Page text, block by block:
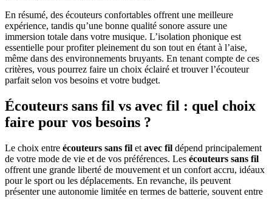
En résumé, des écouteurs confortables offrent une meilleure
expérience, tandis qu’une bonne qualité sonore assure une
immersion totale dans votre musique. L’isolation phonique est
essentielle pour profiter pleinement du son tout en étant à l’aise,
même dans des environnements bruyants. En tenant compte de ces
critères, vous pourrez faire un choix éclairé et trouver l’écouteur
parfait selon vos besoins et votre budget.
Écouteurs sans fil vs avec fil : quel choix
faire pour vos besoins ?
Le choix entre écouteurs sans fil et avec fil dépend principalement
de votre mode de vie et de vos préférences. Les écouteurs sans fil
offrent une grande liberté de mouvement et un confort accru, idéaux
pour le sport ou les déplacements. En revanche, ils peuvent
présenter une autonomie limitée en termes de batterie, souvent entre